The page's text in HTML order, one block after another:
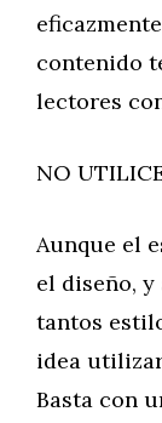
contenido
lectores
NO
Aunque el
el diseño,
tantos
idea
Basta con